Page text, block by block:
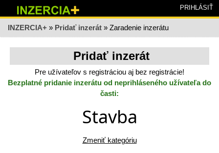
PRIHLÁSIŤ
INZERCIA+ » Pridať inzerát » Zaradenie inzerátu
Pridať inzerát
Pre užívateľov s registráciou aj bez registrácie!
Bezplatné pridanie inzerátu od neprihláseného užívateľa do
časti:
Stavba
Zmeniť kategóriu